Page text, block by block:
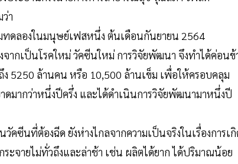
า
ดลองในมนุษย์เฟสหนึ่ง ต้นเดือนกันยายน 2564
จากเป็นโรคใหม่ วัคซีนใหม่ การวิจัยพัฒนา จึงทำได้ค่อนข้
5250 ล้านคน หรือ 10,500 ล้านเข็ม เพื่อให้ครอบคลุม
มากว่าหนึ่งปีครึ่ง และได้ดำเนินการวิจัยพัฒนามาหนึ่งปี
ซีนที่ต้องฉีด ยังห่างไกลจากความเป็นจริงในเรื่องการเ
จายไม่ทั่วถึงและล่าช้า เช่น ผลิตได้ยาก ได้ปริมาณน้อย